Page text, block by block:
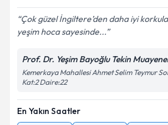
Çok güzel İngiltere’den daha iyi
yeşim hoca sayesinde...
Prof. Dr. Yeşim Bayoğlu Tekin
Kemerkaya Mahallesi Ahmet Selim Teymur
Kat:2 Daire:22
En Yakın Saatler